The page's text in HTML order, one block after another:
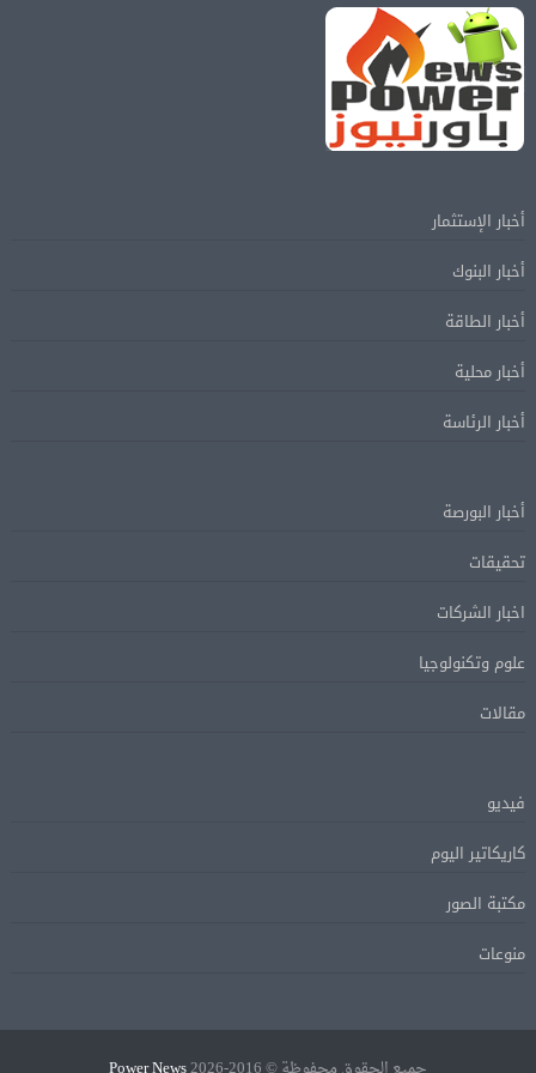
أخبار الإستثمار
أخبار البنوك
أخبار الطاقة
أخبار محلية
أخبار الرئاسة
أخبار البورصة
تحقيقات
اخبار الشركات
علوم وتكنولوجيا
مقالات
فيديو
كاريكاتير اليوم
مكتبة الصور
منوعات